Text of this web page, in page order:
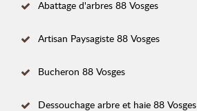
Abattage d'arbres 88 Vosges
Artisan Paysagiste 88 Vosges
Bucheron 88 Vosges
Dessouchage arbre et haie 88 Vosges